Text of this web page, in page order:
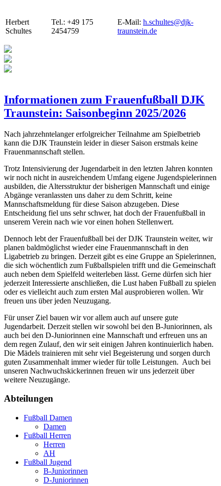
Herbert
Schultes
Tel.: +49 175
2454759
E-Mail: h.schultes@djk-
traunstein.de
Informationen zum Frauenfußball DJK
Traunstein: Saisonbeginn 2025/2026
Nach jahrzehntelanger erfolgreicher Teilnahme am Spielbetrieb
kann die DJK Traunstein leider in dieser Saison erstmals keine
Frauenmannschaft stellen.
Trotz Intensivierung der Jugendarbeit in den letzten Jahren konnten
wir noch nicht in ausreichendem Umfang eigene Jugendspielerinnen
ausbilden, die Altersstruktur der bisherigen Mannschaft und einige
Abgänge veranlassten uns daher zu dem Schritt, keine
Mannschaftsmeldung für diese Saison abzugeben. Diese
Entscheidung fiel uns sehr schwer, hat doch der Frauenfußball in
unserem Verein nach wie vor einen hohen Stellenwert.
Dennoch lebt der Frauenfußball bei der DJK Traunstein weiter, wir
planen baldmöglichst wieder eine Frauenmannschaft in den
Ligabetrieb zu bringen. Derzeit gibt es eine Gruppe an Spielerinnen,
die sich wöchentlich zum Fußballspielen trifft und die Gemeinschaft
auch neben dem Spielfeld weiterleben lässt. Gerne dürfen sich hier
jederzeit Interessierte anschließen, die Lust haben Fußball zu spielen
oder es vielleicht auch zum ersten Mal ausprobieren wollen. Wir
freuen uns über jeden Neuzugang.
Für unser Ziel bauen wir vor allem auch auf unsere gute
Jugendarbeit. Derzeit stellen wir sowohl bei den B-Juniorinnen, als
auch bei den D-Juniorinnen eine Mannschaft und erfreuen uns an
dem regen Zulauf, den wir seit einigen Jahren kontinuierlich haben.
Die Mädels trainieren mit sehr viel Begeisterung und sorgen durch
guten Zusammenhalt immer wieder für tolle Leistungen. Auch bei
unseren Nachwuchskickerinnen freuen wir uns jederzeit über
weitere Neuzugänge.
Abteilungen
Fußball Damen
Damen
Fußball Herren
Herren
AH
Fußball Jugend
B-Juniorinnen
D-Juniorinnen